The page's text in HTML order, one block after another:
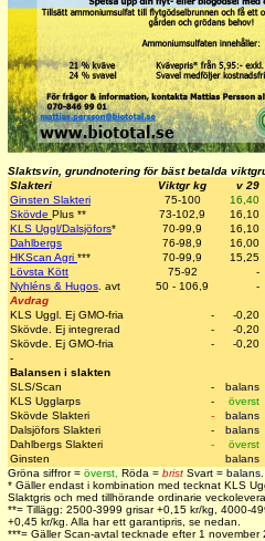
Slaktsvin, grundnotering för bäst betalda
Slakteri
Viktgr kg
v 29
Ginsten Slakteri
75-100
16,40
Skövde Plus ** 73-102,9
16,10
KLS Uggl/Dalsjöfors* 70-99,9
16,10
Dahlbergs
76-98,9
16,00
HKScan Agri *** 70-99,9
15,25
Lövsta Kött
75-92
-
Nyhléns & Hugos . avt 50 - 106,9
-
Avdrag
KLS Uggl. Ej GMO-fria
-
-0,20
Skövde. Ej integrerad
-
-0,20
Skövde. Ej GMO-fria
-
-0,20
-
Balansen i slakten
SLS/Scan
-
balans
KLS Ugglarps
-
överst
Skövde Slakteri
-
balans
Dalsjöfors Slakteri
-
balans
Dahlbergs Slakteri
-
överst
Ginsten
balans
Gröna siffror = överst Röda = brist Svart = balans
* Gäller endast i kombination med tecknat KLS
Slaktgris och med tillhörande ordinarie
**= Tillägg: 2500-3999 grisar +0,15 kr/kg, 4000-
+0,45 kr/kg. Alla har ett garantipris, se nedan.
***= Gäller Scan-avtal tecknade efter 1 november